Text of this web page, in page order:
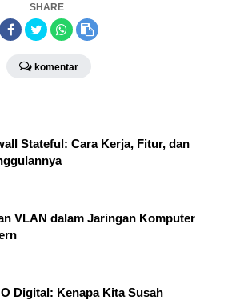
SHARE
komentar
Stateful: Cara Kerja, Fitur, dan
VLAN dalam Jaringan Komputer
Digital: Kenapa Kita Susah